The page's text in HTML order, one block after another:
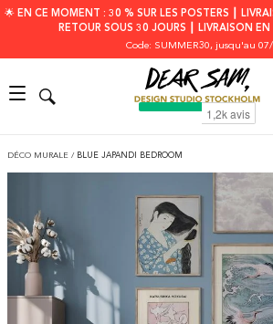
🌟 EN CE MOMENT : 30 % SUR LES POSTERS ┃
RETOUR SOUS 30 JOURS ┃ LIVRAISON EN
Code: SUMMER30, jusqu'au
DÉCO MURALE / BLUE JAPANDI BEDROOM